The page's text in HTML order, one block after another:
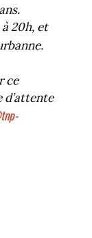
20h, et
ce